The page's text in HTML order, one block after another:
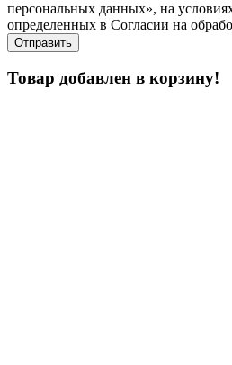
персональных данных», на
определенных в Согласии на
Товар добавлен в корзину!